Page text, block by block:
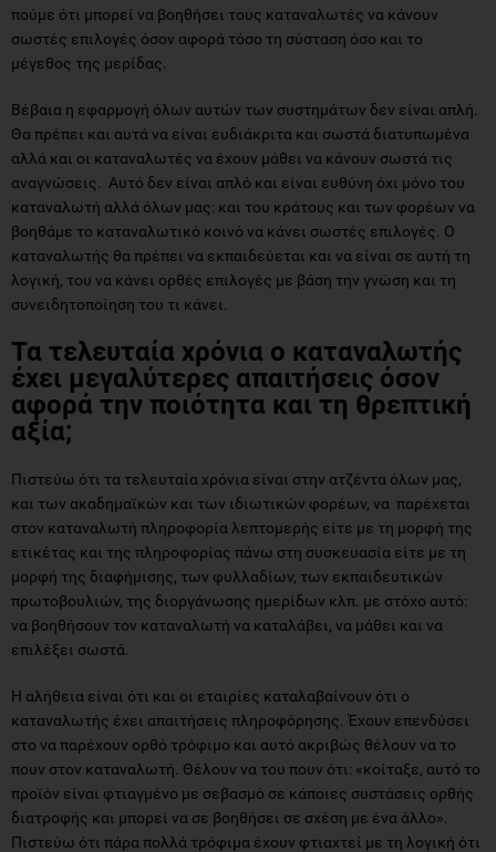
πούμε ότι μπορεί να βοηθήσει τους καταναλωτές να κάνουν
σωστές επιλογές όσον αφορά τόσο τη σύσταση όσο και το
μέγεθος της μερίδας.
Βέβαια η εφαρμογή όλων αυτών των συστημάτων δεν είναι απλή.
Θα πρέπει και αυτά να είναι ευδιάκριτα και σωστά διατυπωμένα
αλλά και οι καταναλωτές να έχουν μάθει να κάνουν σωστά τις
αναγνώσεις. Αυτό δεν είναι απλό και είναι ευθύνη όχι μόνο του
καταναλωτή αλλά όλων μας: και του κράτους και των φορέων να
βοηθάμε το καταναλωτικό κοινό να κάνει σωστές επιλογές. Ο
καταναλωτής θα πρέπει να εκπαιδεύεται και να είναι σε αυτή τη
λογική, του να κάνει ορθές επιλογές με βάση την γνώση και τη
συνειδητοποίηση του τι κάνει.
Τα τελευταία χρόνια ο καταναλωτής
έχει μεγαλύτερες απαιτήσεις όσον
αφορά την ποιότητα και τη θρεπτική
αξία;
Πιστεύω ότι τα τελευταία χρόνια είναι στην ατζέντα όλων μας,
και των ακαδημαϊκών και των ιδιωτικών φορέων, να παρέχεται
στον καταναλωτή πληροφορία λεπτομερής είτε με τη μορφή της
ετικέτας και της πληροφορίας πάνω στη συσκευασία είτε με τη
μορφή της διαφήμισης, των φυλλαδίων, των εκπαιδευτικών
πρωτοβουλιών, της διοργάνωσης ημερίδων κλπ. με στόχο αυτό:
να βοηθήσουν τον καταναλωτή να καταλάβει, να μάθει και να
επιλέξει σωστά.
Η αλήθεια είναι ότι και οι εταιρίες καταλαβαίνουν ότι ο
καταναλωτής έχει απαιτήσεις πληροφόρησης. Έχουν επενδύσει
στο να παρέχουν ορθό τρόφιμο και αυτό ακριβώς θέλουν να το
πουν στον καταναλωτή. Θέλουν να του πουν ότι: «κοίταξε, αυτό το
προϊόν είναι φτιαγμένο με σεβασμό σε κάποιες συστάσεις ορθής
διατροφής και μπορεί να σε βοηθήσει σε σχέση με ένα άλλο».
Πιστεύω ότι πάρα πολλά τρόφιμα έχουν φτιαχτεί με τη λογική ότι